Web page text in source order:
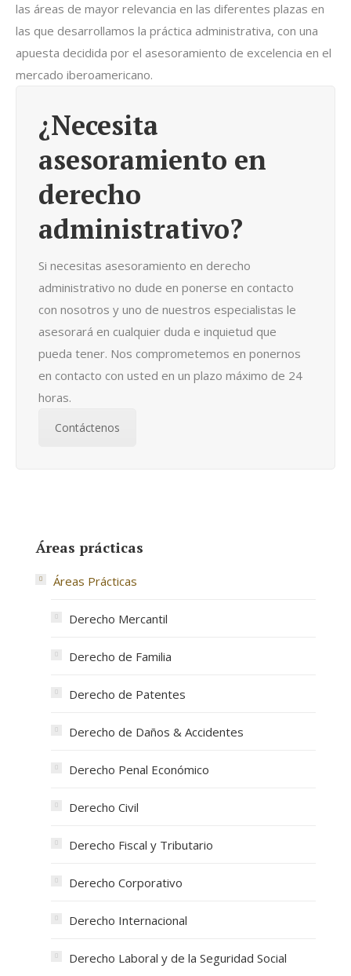
las áreas de mayor relevancia en las diferentes plazas en
las que desarrollamos la práctica administrativa, con una
apuesta decidida por el asesoramiento de excelencia en el
mercado iberoamericano.
¿Necesita
asesoramiento en
derecho
administrativo?
Si necesitas asesoramiento en derecho
administrativo no dude en ponerse en contacto
con nosotros y uno de nuestros especialistas le
asesorará en cualquier duda e inquietud que
pueda tener. Nos comprometemos en ponernos
en contacto con usted en un plazo máximo de 24
horas.
Contáctenos
Áreas prácticas
Áreas Prácticas
Derecho Mercantil
Derecho de Familia
Derecho de Patentes
Derecho de Daños & Accidentes
Derecho Penal Económico
Derecho Civil
Derecho Fiscal y Tributario
Derecho Corporativo
Derecho Internacional
Derecho Laboral y de la Seguridad Social